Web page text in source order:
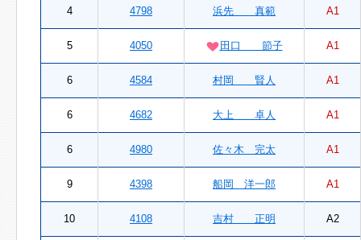
4 4798 浜先 真範 A1
5 4050 田口 節子 A1
6 4584 村岡 賢人 A1
6 4682 大上 卓人 A1
6 4980 佐々木 完太 A1
9 4398 船岡 洋一郎 A1
10 4108 吉村 正明 A2